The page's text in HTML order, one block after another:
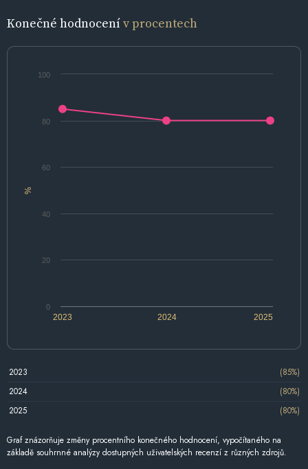
Konečné hodnocenív procentech
%
2023 2024 2025
0
20
40
60
80
100
2023
(85%)
2024
(80%)
2025
(80%)
Graf znázorňuje změny procentního konečného hodnocení, vypočítaného na
základě souhrnné analýzy dostupných uživatelských recenzí z různých zdrojů.